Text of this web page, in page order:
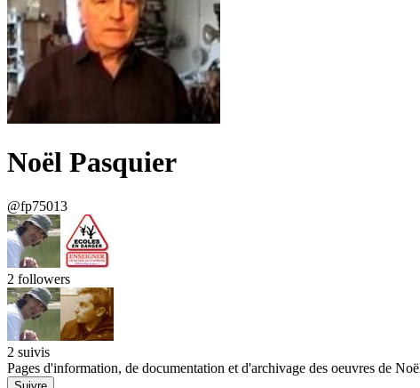
Noël Pasquier
@fp75013
2 followers
2 suivis
Pages d'information, de documentation et d'archivage des oeuvres de